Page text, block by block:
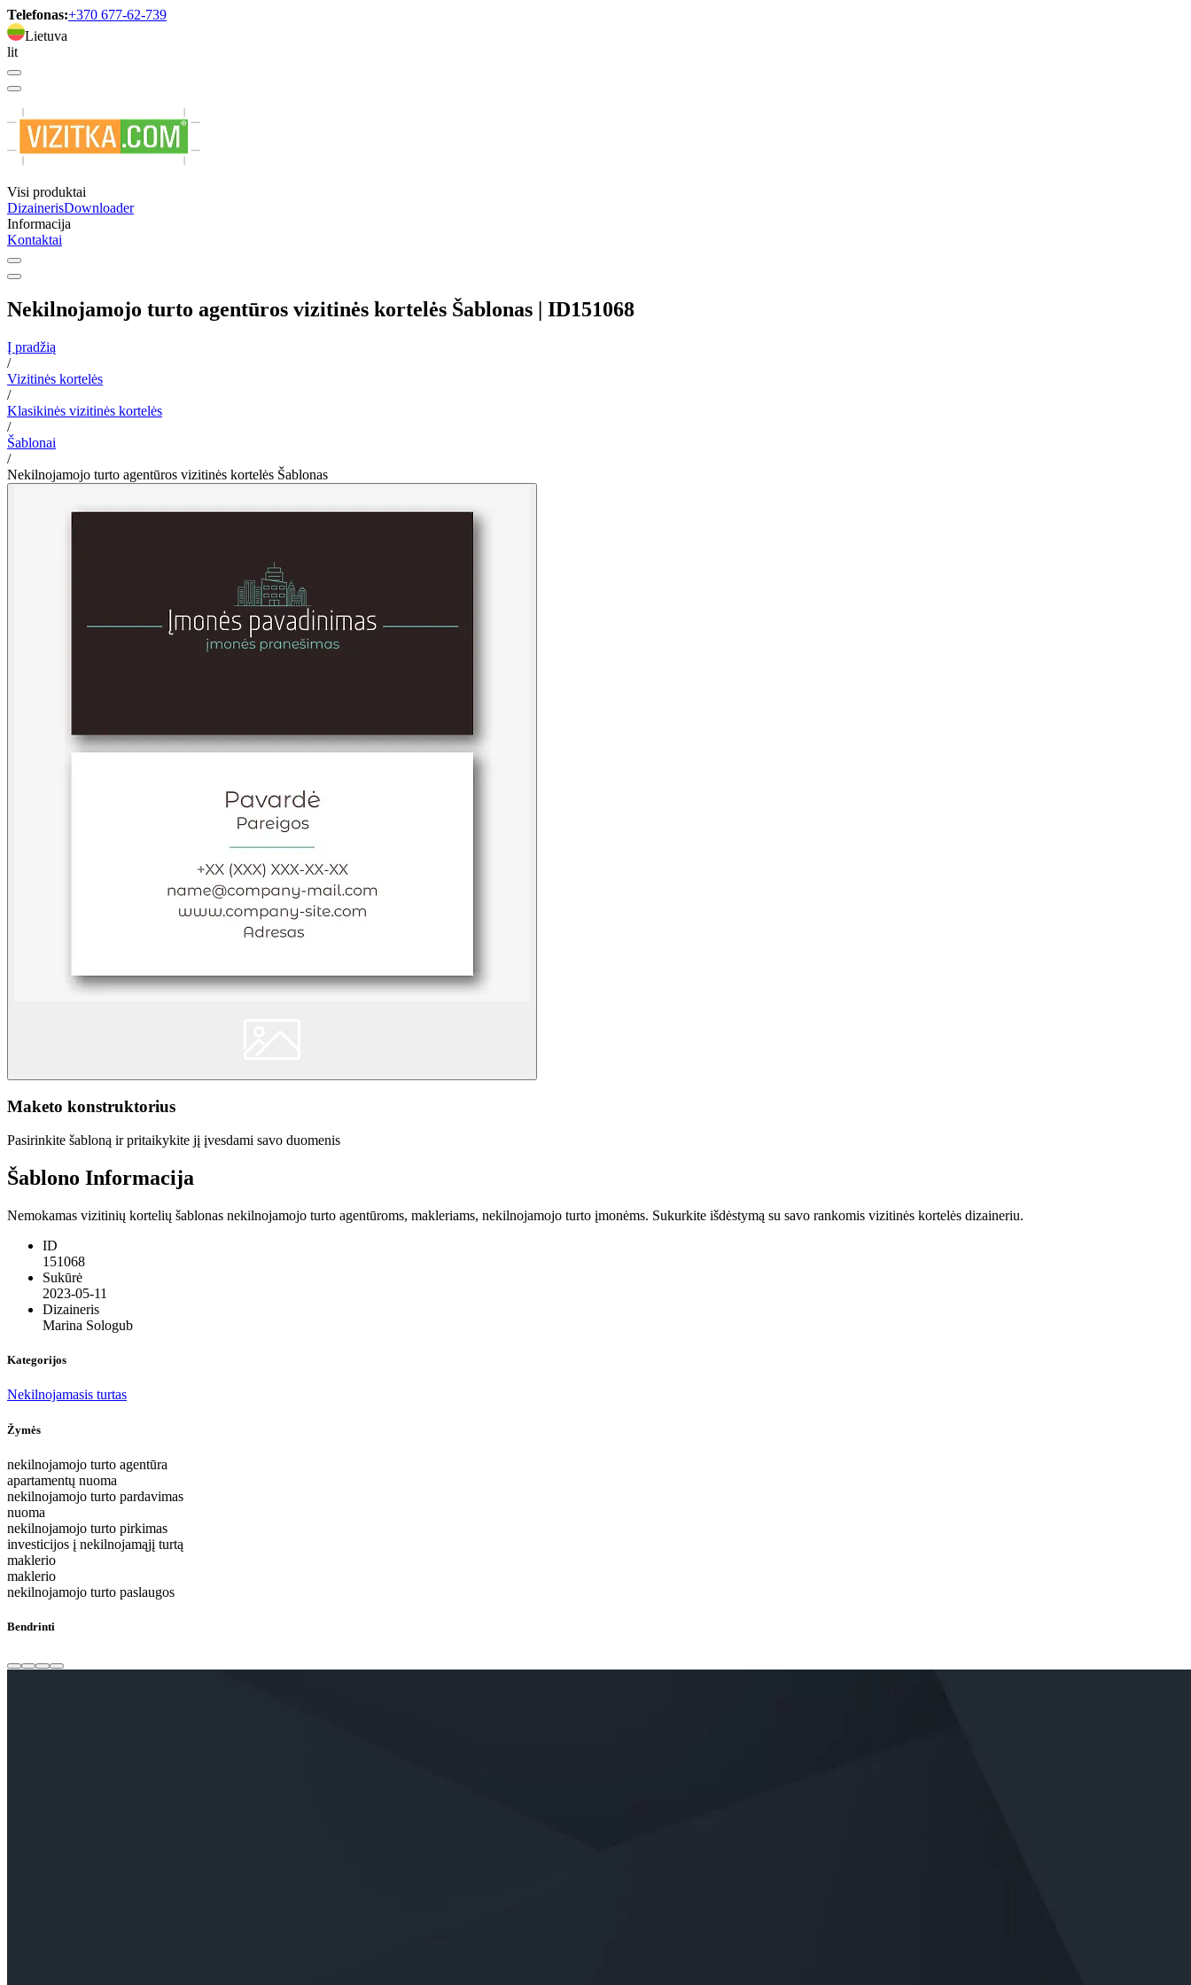
Telefonas:+370 677-62-739
Lietuva
lit
Visi produktai
DizainerisDownloader
Informacija
Kontaktai
Nekilnojamojo turto agentūros vizitinės kortelės Šablonas | ID151068
Į pradžią
/
Vizitinės kortelės
/
Klasikinės vizitinės kortelės
/
Šablonai
/
Nekilnojamojo turto agentūros vizitinės kortelės Šablonas
Maketo konstruktorius
Pasirinkite šabloną ir pritaikykite jį įvesdami savo duomenis
Šablono Informacija
Nemokamas vizitinių kortelių šablonas nekilnojamojo turto agentūroms, makleriams, nekilnojamojo turto įmonėms. Sukurkite išdėstymą su savo rankomis vizitinės kortelės dizaineriu.
ID
151068
Sukūrė
2023-05-11
Dizaineris
Marina Sologub
Kategorijos
Nekilnojamasis turtas
Žymės
nekilnojamojo turto agentūra
apartamentų nuoma
nekilnojamojo turto pardavimas
nuoma
nekilnojamojo turto pirkimas
investicijos į nekilnojamąjį turtą
maklerio
maklerio
nekilnojamojo turto paslaugos
Bendrinti